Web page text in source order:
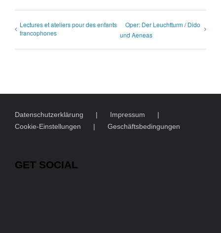
Lectures et ateliers pour des enfants
francophones
Oper: Der Leucht­turm / Dido
und Aeneas
Datenschutzerklärung
Impressum
Cookie-Einstellungen
Geschäftsbedingungen
GET SOCIAL